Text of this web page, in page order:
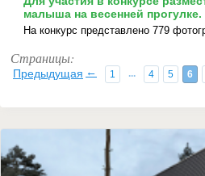
малыша на весенней прогулке.
На конкурс представлено 779
Страницы:
←
Предыдущая 1 ... 4 5 6